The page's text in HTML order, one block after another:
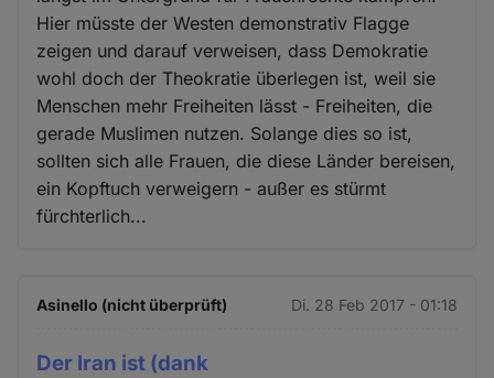
Hier müsste der Westen demonstrativ Flagge
zeigen und darauf verweisen, dass Demokratie
wohl doch der Theokratie überlegen ist, weil sie
Menschen mehr Freiheiten lässt - Freiheiten, die
gerade Muslimen nutzen. Solange dies so ist,
sollten sich alle Frauen, die diese Länder bereisen,
ein Kopftuch verweigern - außer es stürmt
fürchterlich...
Asinello (nicht überprüft) Di. 28 Feb 2017 - 01:18
Der Iran ist (dank